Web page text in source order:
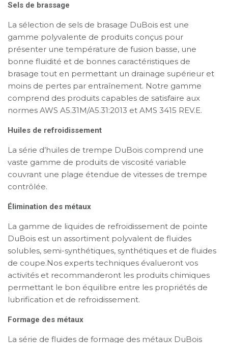
Sels de brassage
La sélection de sels de brasage DuBois est une
gamme polyvalente de produits conçus pour
présenter une température de fusion basse, une
bonne fluidité et de bonnes caractéristiques de
brasage tout en permettant un drainage supérieur et
moins de pertes par entraînement. Notre gamme
comprend des produits capables de satisfaire aux
normes AWS A5.31M/A5.31:2013 et AMS 3415 REV.E.
Huiles de refroidissement
La série d’huiles de trempe DuBois comprend une
vaste gamme de produits de viscosité variable
couvrant une plage étendue de vitesses de trempe
contrôlée.
Élimination des métaux
La gamme de liquides de refroidissement de pointe
DuBois est un assortiment polyvalent de fluides
solubles, semi-synthétiques, synthétiques et de fluides
de coupe.Nos experts techniques évalueront vos
activités et recommanderont les produits chimiques
permettant le bon équilibre entre les propriétés de
lubrification et de refroidissement.
Formage des métaux
La série de fluides de formage des métaux DuBois